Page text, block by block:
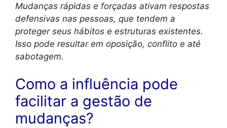
Mudanças rápidas e forçadas ativam respostas
defensivas nas pessoas, que tendem a
proteger seus hábitos e estruturas existentes.
Isso pode resultar em oposição, conflito e até
sabotagem.
Como a influência pode
facilitar a gestão de
mudanças?